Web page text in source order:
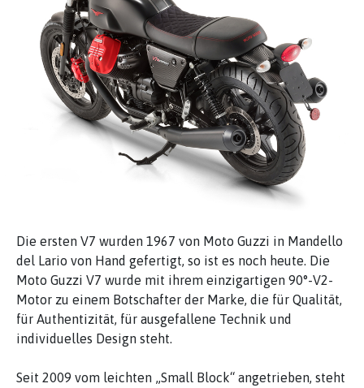
Die ersten V7 wurden 1967 von Moto Guzzi in Mandello
del Lario von Hand gefertigt, so ist es noch heute. Die
Moto Guzzi V7 wurde mit ihrem einzigartigen 90°-V2-
Motor zu einem Botschafter der Marke, die für Qualität,
für Authentizität, für ausgefallene Technik und
individuelles Design steht.
Seit 2009 vom leichten „Small Block“ angetrieben, steht